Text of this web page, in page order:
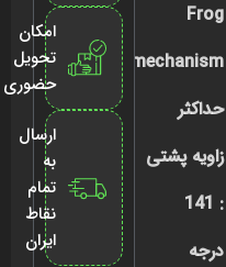
Frog
mechanism
حداکثر
زاویه پشتی
: 141
درجه
امکان
تحویل
حضوری
ارسال
به
تمام
نقاط
ایران